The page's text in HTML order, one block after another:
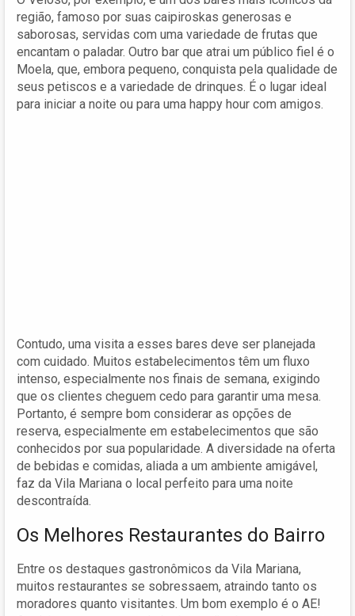
região, famoso por suas caipiroskas generosas e
saborosas, servidas com uma variedade de frutas que
encantam o paladar. Outro bar que atrai um público fiel é o
Moela, que, embora pequeno, conquista pela qualidade de
seus petiscos e a variedade de drinques. É o lugar ideal
para iniciar a noite ou para uma happy hour com amigos.
Contudo, uma visita a esses bares deve ser planejada
com cuidado. Muitos estabelecimentos têm um fluxo
intenso, especialmente nos finais de semana, exigindo
que os clientes cheguem cedo para garantir uma mesa.
Portanto, é sempre bom considerar as opções de
reserva, especialmente em estabelecimentos que são
conhecidos por sua popularidade. A diversidade na oferta
de bebidas e comidas, aliada a um ambiente amigável,
faz da Vila Mariana o local perfeito para uma noite
descontraída.
Os Melhores Restaurantes do Bairro
Entre os destaques gastronômicos da Vila Mariana,
muitos restaurantes se sobressaem, atraindo tanto os
moradores quanto visitantes. Um bom exemplo é o AE!